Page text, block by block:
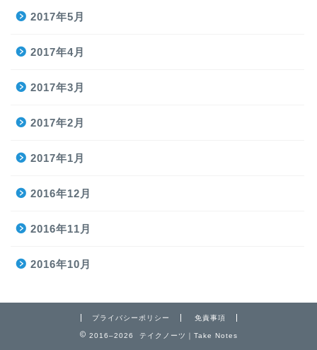
2017年5月
2017年4月
2017年3月
2017年2月
2017年1月
2016年12月
2016年11月
2016年10月
プライバシーポリシー 免責事項
2016–2026 テイクノーツ｜Take Notes